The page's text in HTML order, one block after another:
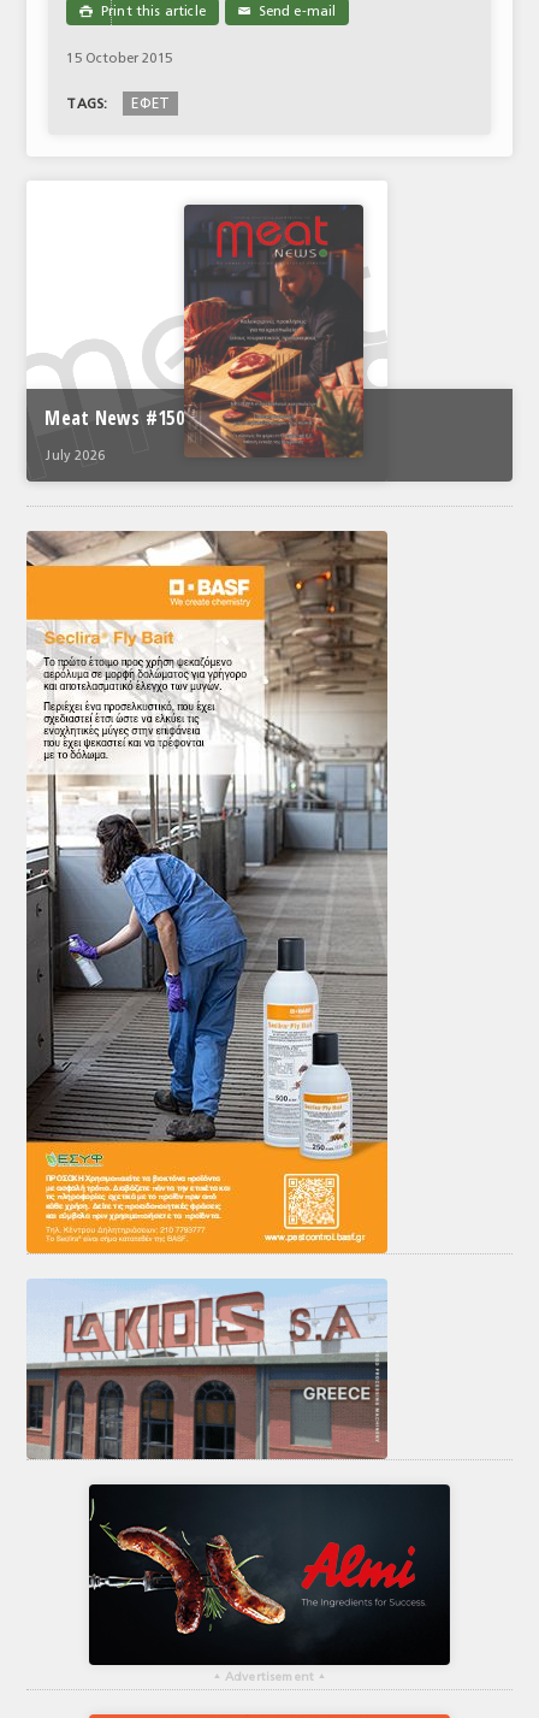
 Print this article ✉ Send e-mail
15 October 2015
TAGS: ΕΦΕΤ
Meat News #150
July 2026
▴ Advertisement ▴